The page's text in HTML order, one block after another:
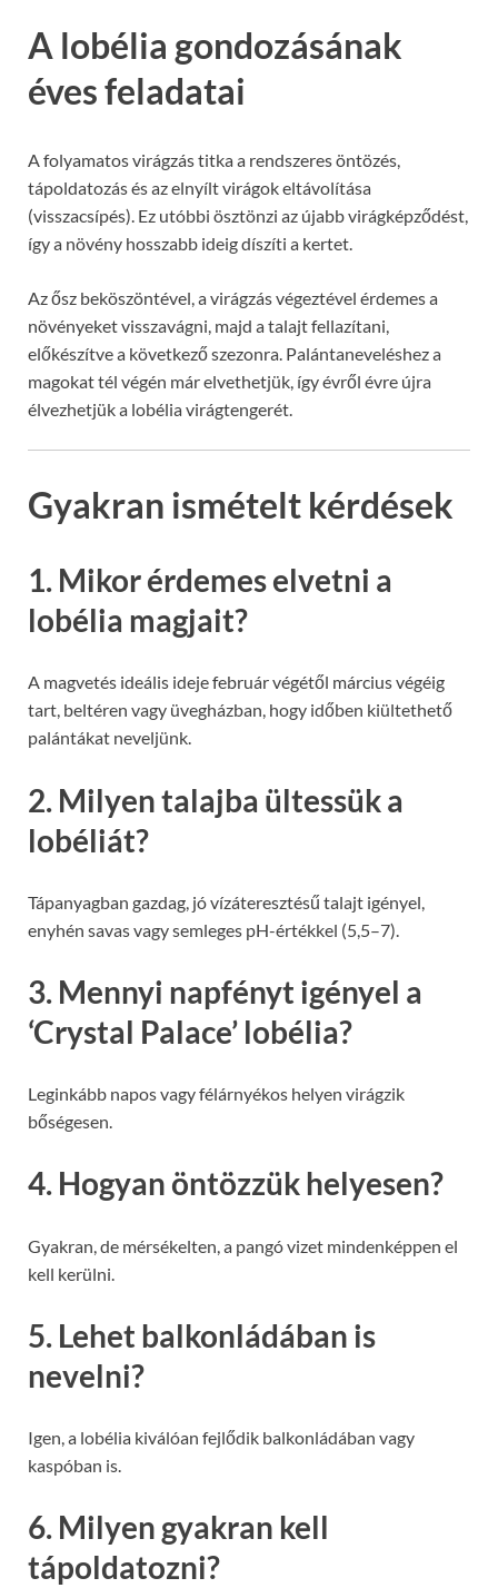
A lobélia gondozásának
éves feladatai
A folyamatos virágzás titka a rendszeres öntözés,
tápoldatozás és az elnyílt virágok eltávolítása
(visszacsípés). Ez utóbbi ösztönzi az újabb virágképződést,
így a növény hosszabb ideig díszíti a kertet.
Az ősz beköszöntével, a virágzás végeztével érdemes a
növényeket visszavágni, majd a talajt fellazítani,
előkészítve a következő szezonra. Palántaneveléshez a
magokat tél végén már elvethetjük, így évről évre újra
élvezhetjük a lobélia virágtengerét.
Gyakran ismételt kérdések
1. Mikor érdemes elvetni a
lobélia magjait?
A magvetés ideális ideje február végétől március végéig
tart, beltéren vagy üvegházban, hogy időben kiültethető
palántákat neveljünk.
2. Milyen talajba ültessük a
lobéliát?
Tápanyagban gazdag, jó vízáteresztésű talajt igényel,
enyhén savas vagy semleges pH-értékkel (5,5–7).
3. Mennyi napfényt igényel a
‘Crystal Palace’ lobélia?
Leginkább napos vagy félárnyékos helyen virágzik
bőségesen.
4. Hogyan öntözzük helyesen?
Gyakran, de mérsékelten, a pangó vizet mindenképpen el
kell kerülni.
5. Lehet balkonládában is
nevelni?
Igen, a lobélia kiválóan fejlődik balkonládában vagy
kaspóban is.
6. Milyen gyakran kell
tápoldatozni?